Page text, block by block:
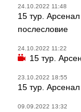
24.10.2022 11:48
15 тур.
послесловие
24.10.2022 11:22
15 тур.
23.10.2022 18:55
15 тур.
09.09.2022 13:32